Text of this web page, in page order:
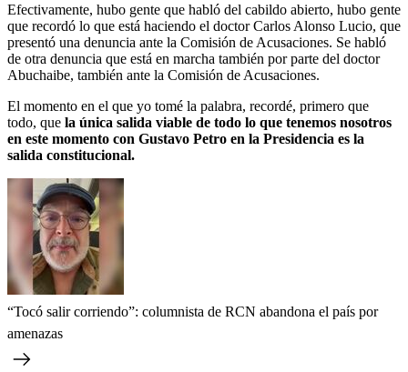
Efectivamente, hubo gente que habló del cabildo abierto, hubo gente
que recordó lo que está haciendo el doctor Carlos Alonso Lucio, que
presentó una denuncia ante la Comisión de Acusaciones. Se habló
de otra denuncia que está en marcha también por parte del doctor
Abuchaibe, también ante la Comisión de Acusaciones.
El momento en el que yo tomé la palabra, recordé, primero que
todo, que la única salida viable de todo lo que tenemos nosotros
en este momento con Gustavo Petro en la Presidencia es la
salida constitucional.
“Tocó salir corriendo”: columnista de RCN abandona el país por
amenazas